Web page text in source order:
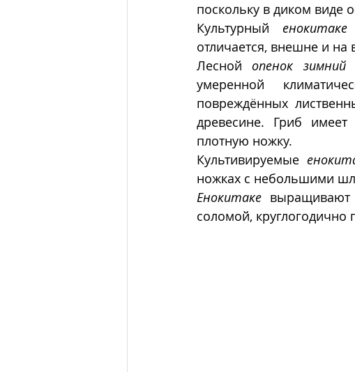
поскольку в диком виде
Культурный енокитаке
отличается, внешне и на
Лесной опенок зимний
умеренной
повреждённых
древесине. Гриб
плотную ножку.
Культивируемые
ножках с небольшими
Енокитаке
выращивают
соломой, круглогодично